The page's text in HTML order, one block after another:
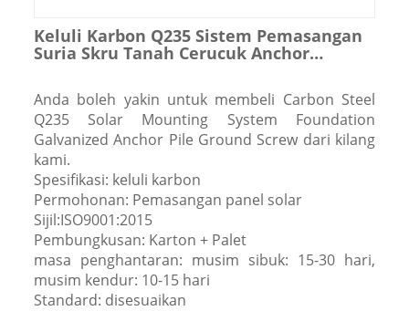
Keluli Karbon Q235 Sistem Pemasangan
Suria Skru Tanah Cerucuk Anchor
Anda boleh yakin untuk membeli Carbon Steel
Q235 Solar Mounting System Foundation
Galvanized Anchor Pile Ground Screw dari kilang
kami.
Spesifikasi: keluli karbon
Permohonan: Pemasangan panel solar
Sijil:ISO9001:2015
Pembungkusan: Karton + Palet
masa penghantaran: musim sibuk: 15-30 hari,
musim kendur: 10-15 hari
Standard: disesuaikan